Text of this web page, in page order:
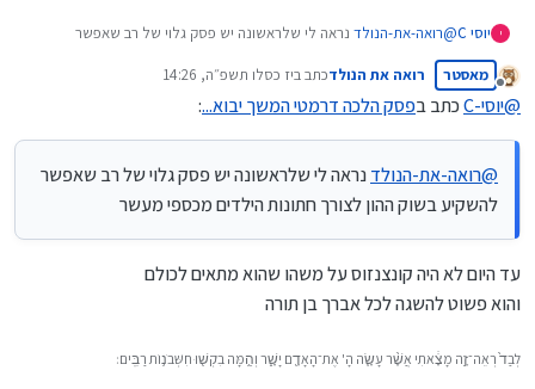
י יוסי C @רואה-את-הנולד נראה לי שלראשונה יש פסק גלוי של רב שאפשר
להשקיע בשוק ההון לצורך חתונות הילדים מכספי מעשר
מנותק
מאסטר רואה את הנולדכתב ביז כסלו תשפ״ה, 14:26
נערך לאחרונה על ידי
@יוסי-C כתב בפסק הלכה דרמטי המשך יבוא...:
@רואה-את-הנולדנראה לי שלראשונה יש פסק גלוי של רב שאפשר
להשקיע בשוק ההון לצורך חתונות הילדים מכספי מעשר
עד היום לא היה קונצנזוס על משהו שהוא מתאים לכולם
והוא פשוט להשגה לכל אברך בן תורה
לְבַד֙ רְאֵה־זֶ֣ה מָצָ֔אתִי אֲשֶׁ֨ר עָשָׂ֧ה הָ' אֶת־הָאָדָ֖ם יָשָׁ֑ר וְהֵ֥מָּה בִקְשׁ֖וּ חִשְּׁבֹנ֥וֹת רַבִּֽים׃